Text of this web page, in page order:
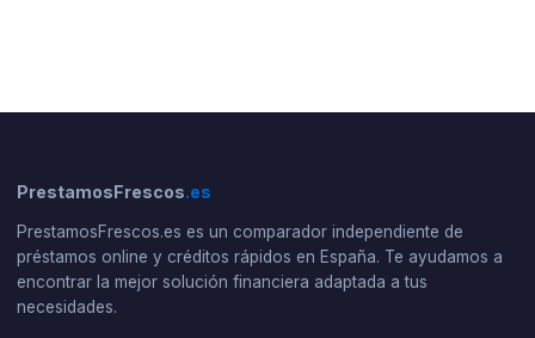
PrestamosFrescos.es
PrestamosFrescos.es es un comparador independiente de
préstamos online y créditos rápidos en España. Te ayudamos a
encontrar la mejor solución financiera adaptada a tus
necesidades.